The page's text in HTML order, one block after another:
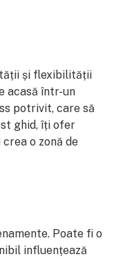
și flexibilității
acasă într-un
potrivit, care să
ghid, îți ofer
o zonă de
Poate fi o
influențează